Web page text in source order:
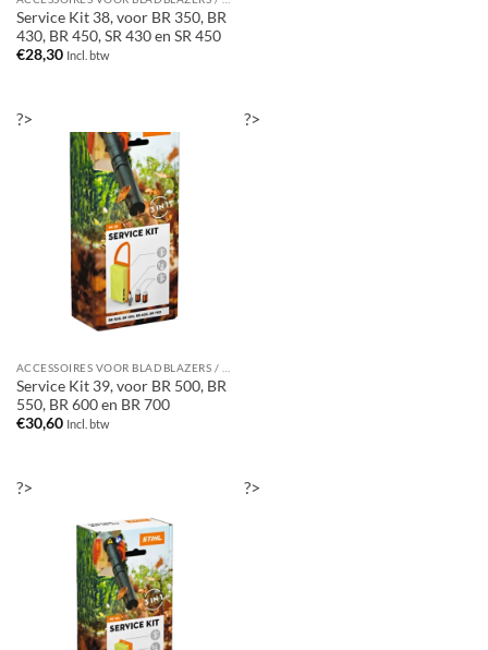
Service Kit 38, voor BR 350, BR
430, BR 450, SR 430 en SR 450
€28,30 Incl. btw
?>
Service Kit 39, voor BR 500, BR
550, BR 600 en BR 700
€30,60 Incl. btw
?>
?> ?>